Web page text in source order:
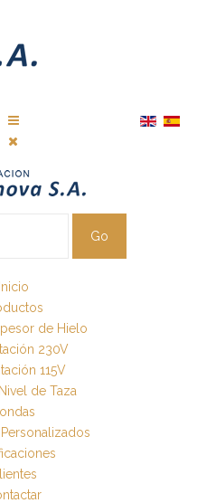
Go
Inicio
de Hielo
230V
115V
de Taza